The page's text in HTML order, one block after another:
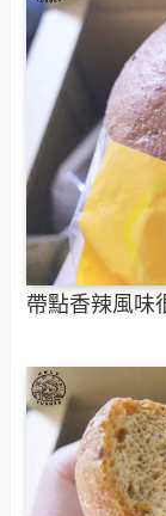
帶點香辣風味